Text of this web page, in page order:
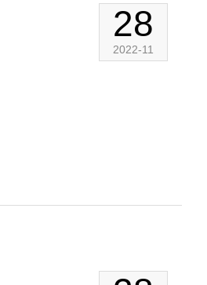
28
2022-11